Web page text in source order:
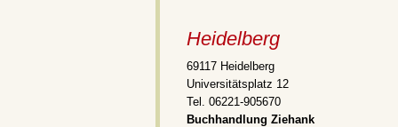
Heidelberg
69117 Heidelberg
Universitätsplatz 12
Tel. 06221-905670
Buchhandlung Ziehank